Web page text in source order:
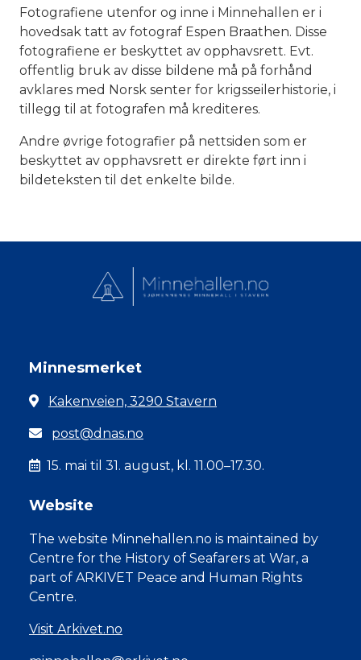
Fotografiene utenfor og inne i Minnehallen er i
hovedsak tatt av fotograf Espen Braathen. Disse
fotografiene er beskyttet av opphavsrett. Evt.
offentlig bruk av disse bildene må på forhånd
avklares med Norsk senter for krigsseilerhistorie, i
tillegg til at fotografen må krediteres.
Andre øvrige fotografier på nettsiden som er
beskyttet av opphavsrett er direkte ført inn i
bildeteksten til det enkelte bilde.
Minnesmerket
Kakenveien, 3290 Stavern
post@dnas.no
15. mai til 31. august, kl. 11.00–17.30.
Website
The website Minnehallen.no is maintained by
Centre for the History of Seafarers at War, a
part of ARKIVET Peace and Human Rights
Centre.
Visit Arkivet.no
Select Language
English
Norsk bokmål